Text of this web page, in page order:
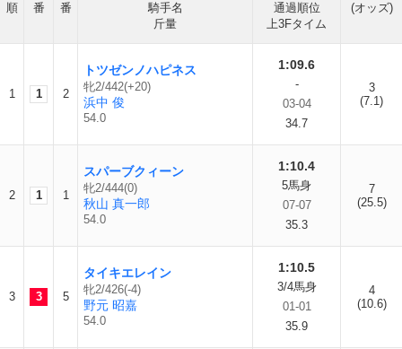
順
番
番
騎手名
斤量
通過順位
上3Fタイム
(オッズ)
1 1 2
トツゼンノハピネス
牝2/442(+20)
浜中 俊
54.0
1:09.6
-
03-04
34.7
3
(7.1)
2 1 1
スパーブクィーン
牝2/444(0)
秋山 真一郎
54.0
1:10.4
5馬身
07-07
35.3
7
(25.5)
3 3 5
タイキエレイン
牝2/426(-4)
野元 昭嘉
54.0
1:10.5
3/4馬身
01-01
35.9
4
(10.6)